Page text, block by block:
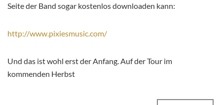
Seite der Band sogar kostenlos downloaden kann:
http://www.pixiesmusic.com/
Und das ist wohl erst der Anfang. Auf der Tour im
kommenden Herbst